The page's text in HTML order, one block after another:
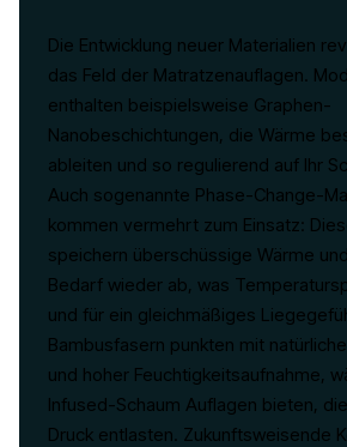
Die Entwicklung neuer Materialien
das Feld der Matratzenauflagen.
enthalten beispielsweise Graphen-
Nanobeschichtungen, die Wärme
ableiten und so regulierend auf Ihr
Auch sogenannte Phase-Change-
kommen vermehrt zum Einsatz:
speichern überschüssige Wärme
Bedarf wieder ab, was
und für ein gleichmäßiges
Bambusfasern punkten mit
und hoher Feuchtigkeitsaufnahme,
Infused-Schaum Auflagen bieten,
Druck entlasten. Zukunftsweisende